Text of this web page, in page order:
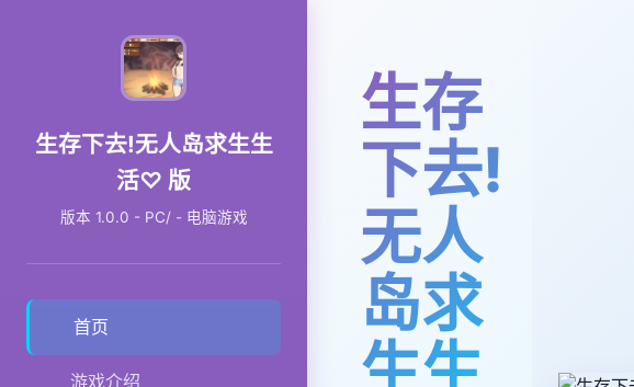
生存下去!无人岛求生生
活♡ 版
版本 1.0.0 - PC/ - 电脑游戏
首页
游戏介绍
生存
下去!
无人
岛求
生生